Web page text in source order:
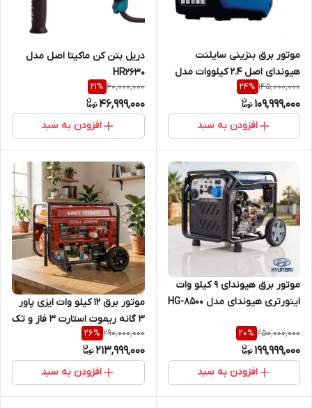
موتور برق بنزینی سایلنت
هیوندای اصل 2.4 کیلووات مدل
HG1224
145,000,000
24%
109,999,000
افزودن به سبد
دریل بتن کن ماکیتا اصل مدل
HR2630
60,000,000
21%
46,999,000
افزودن به سبد
موتور برق هیوندای 9 کیلو وات
اینورتری هیوندای مدل HG-8500
250,000,000
20%
199,999,000
افزودن به سبد
موتور برق ١٢ کیلو وات ایزی پاور
٣ گانه ریموت استارت ۳ فاز و تک
فاز مدل EP19700NGAS3
290,000,000
26%
213,999,000
افزودن به سبد